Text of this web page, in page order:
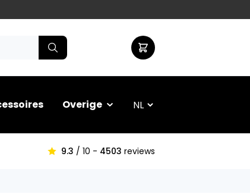
Overige
9.3 / 10 - 4503 reviews